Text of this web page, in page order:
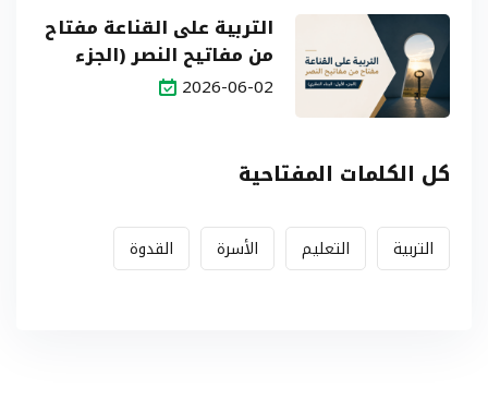
التربية على القناعة مفتاح
من مفاتيح النصر (الجزء
الأول: البناء النظري)
2026-06-02
كل الكلمات المفتاحية
التربية التعليم الأسرة القدوة